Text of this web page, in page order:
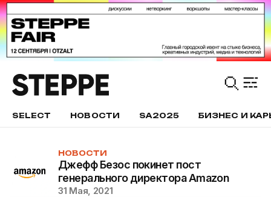
SELECT НОВОСТИ SA2025 БИЗНЕС И
НОВОСТИ
Джефф Безос покинет пост
генерального директора Amazon
31 Мая, 2021